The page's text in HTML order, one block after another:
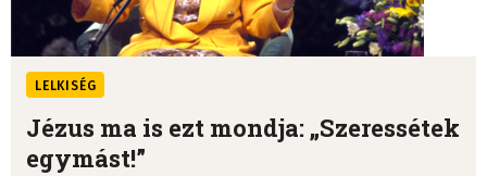
LELKISÉG
Jézus ma is ezt mondja: „Szeressétek
egymást!”